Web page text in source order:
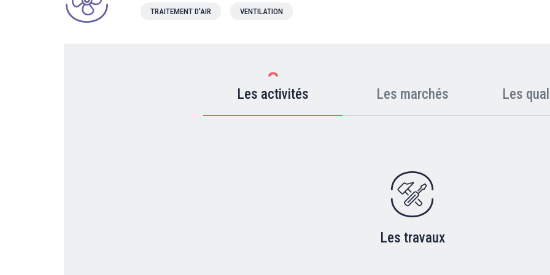
TRAITEMENT D'AIR VENTILATION
Les activités Les marchés Les
Les travaux